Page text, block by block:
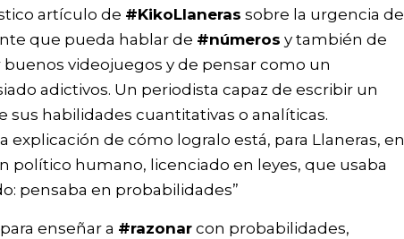
artículo de #KikoLlaneras sobre la urgencia de
que pueda hablar de #números y también de
videojuegos y de pensar como un
adictivos. Un periodista capaz de escribir un
habilidades cuantitativas o analíticas.
explicación de cómo logralo está, para Llaneras, en
político humano, licenciado en leyes, que usaba
pensaba en probabilidades”
enseñar a #razonarcon probabilidades,